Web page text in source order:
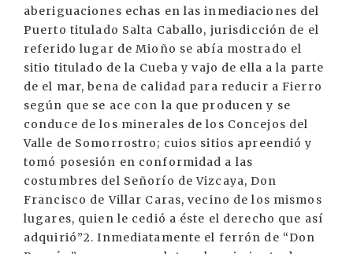
aberiguaciones echas en las inmediaciones del
Puerto titulado Salta Caballo, jurisdicción de el
referido lugar de Mioño se abía mostrado el
sitio titulado de la Cueba y vajo de ella a la parte
de el mar, bena de calidad para reducir a Fierro
según que se ace con la que producen y se
conduce de los minerales de los Concejos del
Valle de Somorrostro; cuios sitios apreendió y
tomó posesión en conformidad a las
costumbres del Señorío de Vizcaya, Don
Francisco de Villar Caras, vecino de los mismos
lugares, quien le cedió a éste el derecho que así
adquirió”2. Inmediatamente el ferrón de “Don